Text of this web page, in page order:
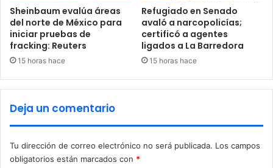
a
o
p
t
o
r
t
a
Sheinbaum evalúa áreas
del norte de México para
iniciar pruebas de
fracking: Reuters
15 horas hace
Refugiado en Senado
avaló a narcopolicías;
certificó a agentes
ligados a La Barredora
15 horas hace
Deja un comentario
Tu dirección de correo electrónico no será publicada. Los campos
obligatorios están marcados con *